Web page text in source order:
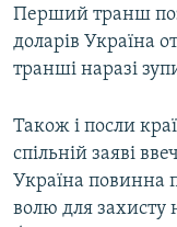
Перший транш
доларів Україна
транші наразі
Також і посли
спільній заяві
Україна повинна
волю для захисту